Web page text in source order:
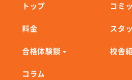
トップ コミ
料金 スタ
合格体験談 校舎
コラム